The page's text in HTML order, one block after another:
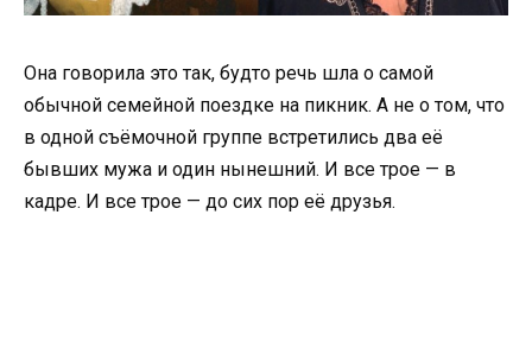
Она говорила это так, будто речь шла о самой
обычной семейной поездке на пикник. А не о том, что
в одной съёмочной группе встретились два её
бывших мужа и один нынешний. И все трое — в
кадре. И все трое — до сих пор её друзья.